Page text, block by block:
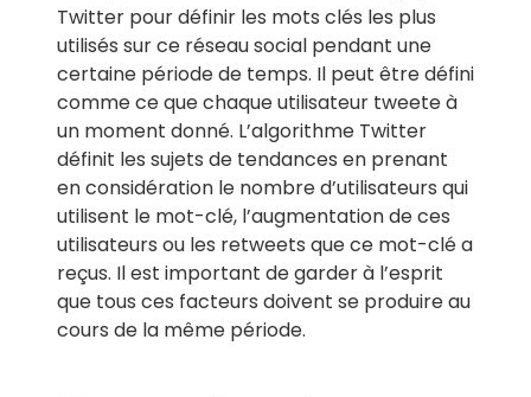
Twitter pour définir les mots clés les plus
utilisés sur ce réseau social pendant une
certaine période de temps. Il peut être défini
comme ce que chaque utilisateur tweete à
un moment donné. L’algorithme Twitter
définit les sujets de tendances en prenant
en considération le nombre d’utilisateurs qui
utilisent le mot-clé, l’augmentation de ces
utilisateurs ou les retweets que ce mot-clé a
reçus. Il est important de garder à l’esprit
que tous ces facteurs doivent se produire au
cours de la même période.